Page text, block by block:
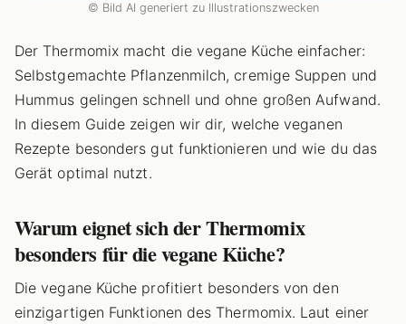
© Bild AI generiert zu Illustrationszwecken
Der Thermomix macht die vegane Küche einfacher:
Selbstgemachte Pflanzenmilch, cremige Suppen und
Hummus gelingen schnell und ohne großen Aufwand.
In diesem Guide zeigen wir dir, welche veganen
Rezepte besonders gut funktionieren und wie du das
Gerät optimal nutzt.
Warum eignet sich der Thermomix
besonders für die vegane Küche?
Die vegane Küche profitiert besonders von den
einzigartigen Funktionen des Thermomix. Laut einer